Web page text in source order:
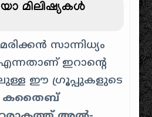
മിലിഷ്യകൾ
സാന്നിധ്യം
ഇറാന്റെ
ഈ ഗ്രൂപ്പുകളുടെ
കതൈബ്